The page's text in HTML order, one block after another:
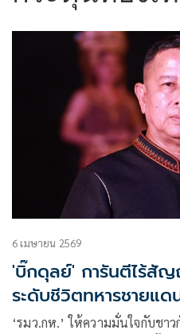
6 เมษายน 2569
'บิ๊กดุลย์' การันตีไร้สั
ระดับชีวิตทหารชายแด
‘รมว.กห.’ ให้ความมั่นใจกับช